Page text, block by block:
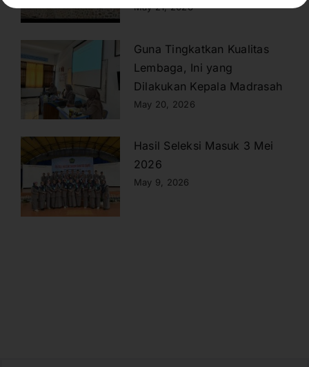
May 21, 2026
Guna Tingkatkan Kualitas
Lembaga, Ini yang
Dilakukan Kepala Madrasah
May 20, 2026
Hasil Seleksi Masuk 3 Mei
2026
May 9, 2026